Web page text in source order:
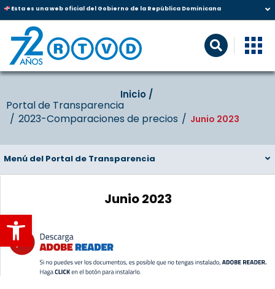
Abrir barra de herramientas
Esta es una web oficial del Gobierno de la República Dominicana
Inicio‎‎ /‎ ‎
Portal de Transparencia
2023-Comparaciones de precios
Junio 2023
Menú del Portal de Transparencia
Junio 2023